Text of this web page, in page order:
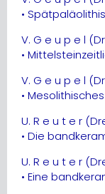
•
V. G e u p e l
•
V. G e u p e l
•
U. R e u t e r
• Die
U. R e u t e r
• Eine